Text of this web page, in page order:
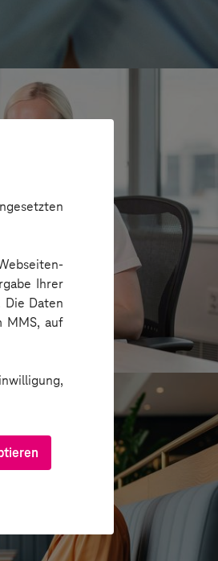
Ihrer
Die Daten
MMS, auf